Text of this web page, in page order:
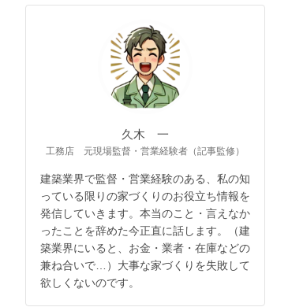
久木 一
工務店 元現場監督・営業経験者（記事監修）
建築業界で監督・営業経験のある、私の知
っている限りの家づくりのお役立ち情報を
発信していきます。本当のこと・言えなか
ったことを辞めた今正直に話します。（建
築業界にいると、お金・業者・在庫などの
兼ね合いで…）大事な家づくりを失敗して
欲しくないのです。